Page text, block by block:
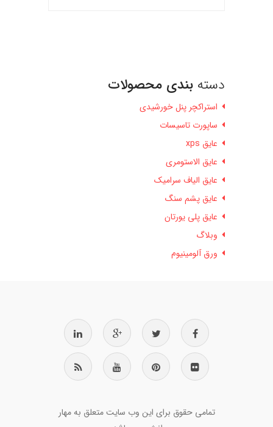
دسته بندی محصولات
استراکچر پنل خورشیدی
ساپورت تاسیسات
عایق xps
عایق الاستومری
عایق الیاف سرامیک
عایق پشم سنگ
عایق پلی یورتان
وبلاگ
ورق آلومینیوم
تمامی حقوق برای این وب سایت متعلق به مهار